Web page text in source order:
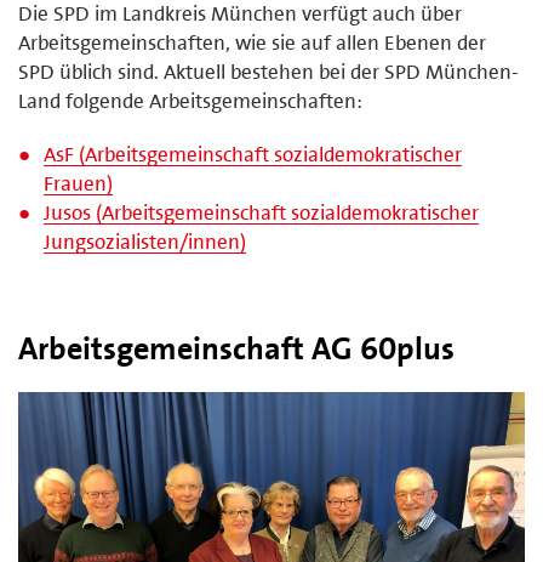
Die SPD im Landkreis München verfügt auch über
Arbeitsgemeinschaften, wie sie auf allen Ebenen der
SPD üblich sind. Aktuell bestehen bei der SPD München-
Land folgende Arbeitsgemeinschaften:
AsF (Arbeitsgemeinschaft sozialdemokratischer
Frauen)
Jusos (Arbeitsgemeinschaft sozialdemokratischer
Jungsozialisten/innen)
Arbeitsgemeinschaft AG 60plus